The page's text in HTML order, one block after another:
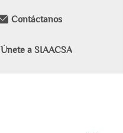
Contáctanos
Únete a SIAACSA